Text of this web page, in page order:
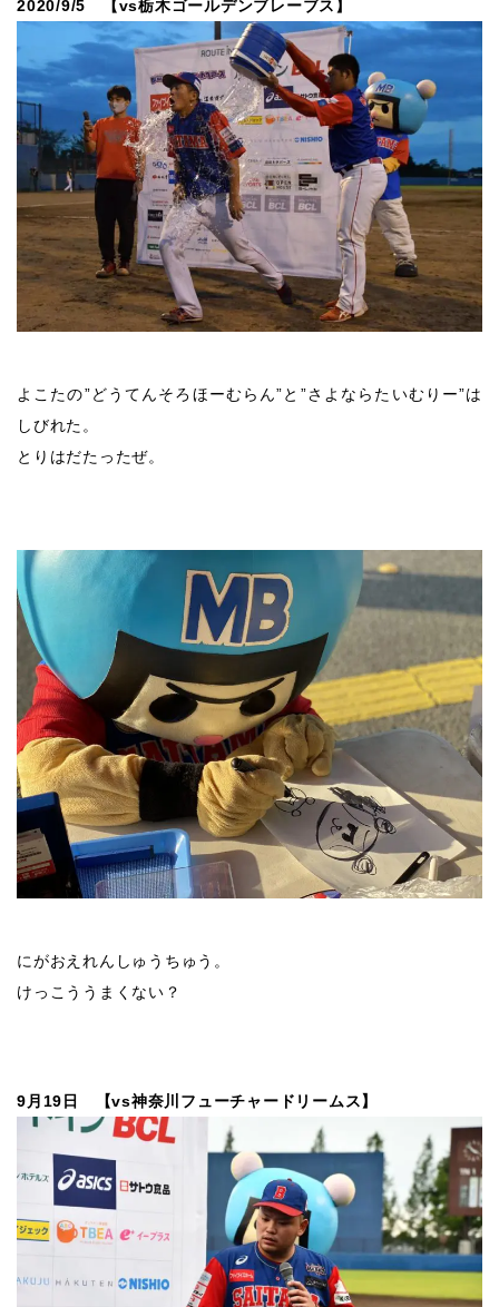
2020/9/5 【vs栃木ゴールデンブレーブス】
よこたの”どうてんそろほーむらん”と”さよならたいむりー”は
しびれた。
とりはだたったぜ。
にがおえれんしゅうちゅう。
けっこううまくない？
9月19日 【vs神奈川フューチャードリームス】